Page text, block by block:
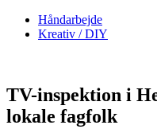
Håndarbejde
Kreativ / DIY
TV-inspektion i
lokale fagfolk